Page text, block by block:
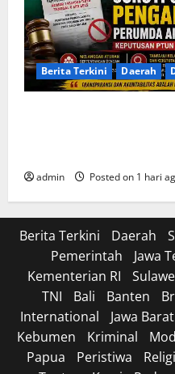
Berita Terkini Daerah
admin Posted on 1 hari
Berita Terkini Daerah
Pemerintah
Jawa
Kementerian RI
TNI
Bali Banten
International
Jawa Barat
Kebumen
Kriminal
Papua
Peristiwa Religi